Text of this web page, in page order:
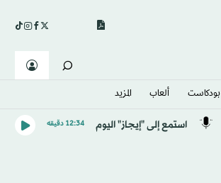
بودكاست ألعاب المزيد
استمع إلى "إيجاز" اليوم 12:34 دقيقه